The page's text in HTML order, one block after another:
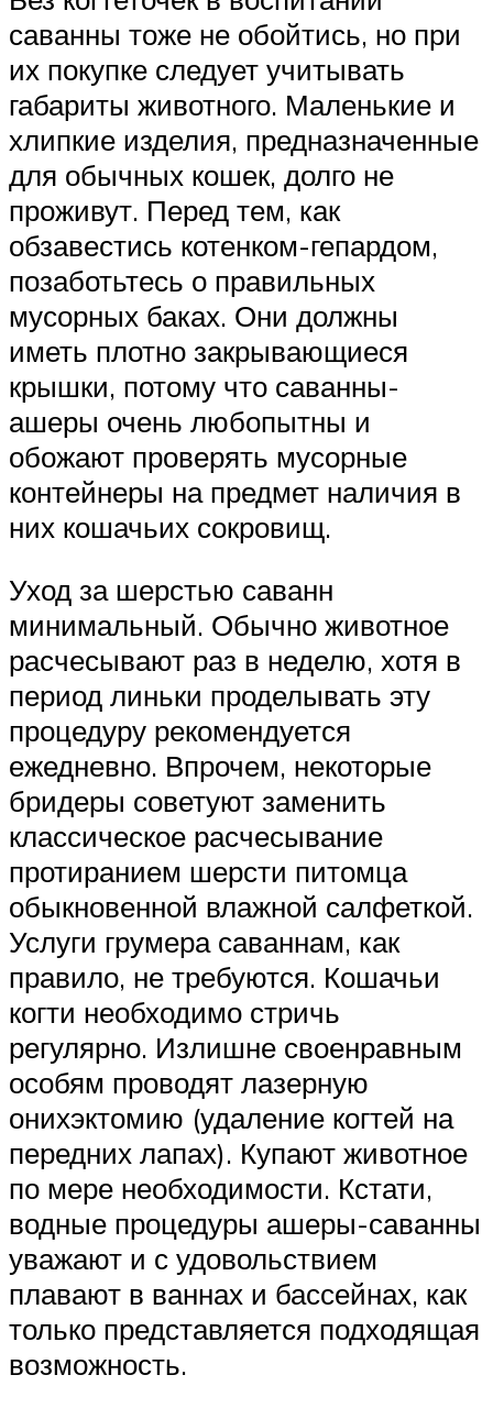
саванны тоже не обойтись, но при
их покупке следует учитывать
габариты животного. Маленькие и
хлипкие изделия, предназначенные
для обычных кошек, долго не
проживут. Перед тем, как
обзавестись котенком-гепардом,
позаботьтесь о правильных
мусорных баках. Они должны
иметь плотно закрывающиеся
крышки, потому что саванны-
ашеры очень любопытны и
обожают проверять мусорные
контейнеры на предмет наличия в
них кошачьих сокровищ.
Уход за шерстью саванн
минимальный. Обычно животное
расчесывают раз в неделю, хотя в
период линьки проделывать эту
процедуру рекомендуется
ежедневно. Впрочем, некоторые
бридеры советуют заменить
классическое расчесывание
протиранием шерсти питомца
обыкновенной влажной салфеткой.
Услуги грумера саваннам, как
правило, не требуются. Кошачьи
когти необходимо стричь
регулярно. Излишне своенравным
особям проводят лазерную
онихэктомию (удаление когтей на
передних лапах). Купают животное
по мере необходимости. Кстати,
водные процедуры ашеры-саванны
уважают и с удовольствием
плавают в ваннах и бассейнах, как
только представляется подходящая
возможность.